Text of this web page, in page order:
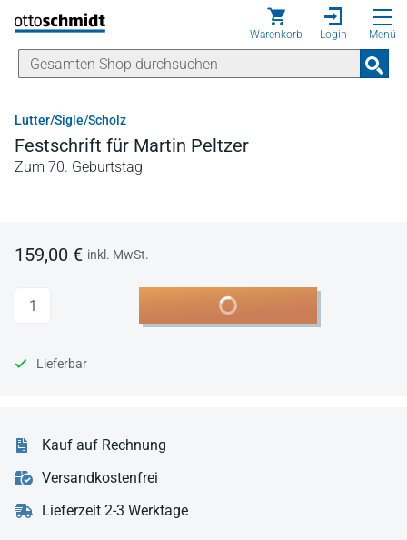
Direkt zum Inhalt
Warenkorb Login Menü
Lutter/Sigle/Scholz
Festschrift für Martin Peltzer
Zum 70. Geburtstag
159,00 € inkl. MwSt.
Anzahl In den Warenkorb
Lieferbar
Kauf auf Rechnung
Versandkostenfrei
Lieferzeit 2-3 Werktage